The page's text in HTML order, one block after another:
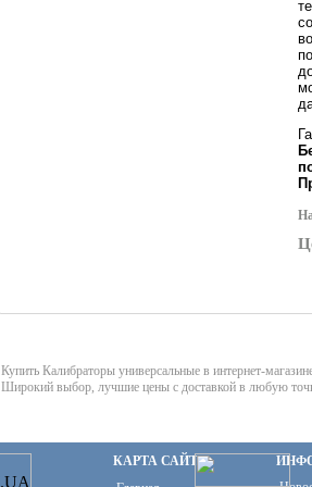
Купить Калибраторы универсальные в интернет-
Широкий выбор, лучшие цены с доставкой в любую
КАРТА САЙТА